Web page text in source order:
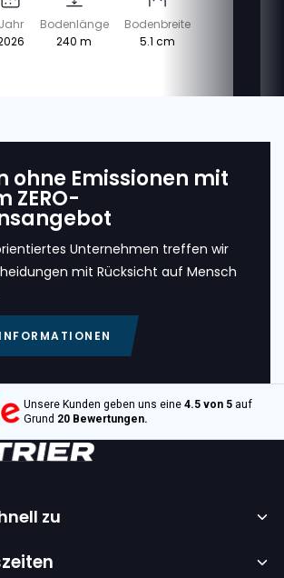
Jahr
Bodenlänge
240 m
Bodenbreite
5.1 cm
ohne Emissionen mit
ZERO-
Unternehmen treffen wir
mit Rücksicht auf Mensch
Unsere Kunden geben uns eine 4.5 von 5 auf
Grund 20 Bewertungen.
zu